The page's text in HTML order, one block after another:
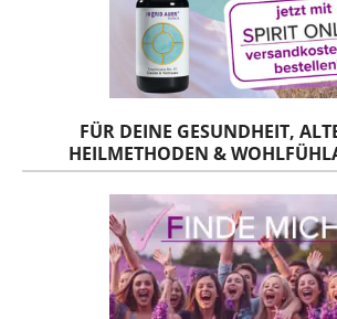
FÜR DEINE GESUNDHEIT,
HEILMETHODEN &